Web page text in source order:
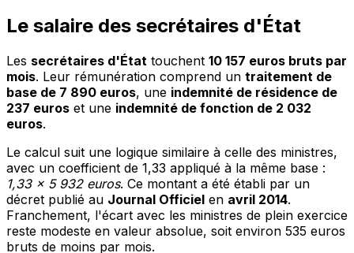
Le salaire des secrétaires d'État
Les secrétaires d'État touchent 10 157 euros bruts par
mois. Leur rémunération comprend un traitement de
base de 7 890 euros, une indemnité de résidence de
237 euros et une indemnité de fonction de 2 032
euros.
Le calcul suit une logique similaire à celle des ministres,
avec un coefficient de 1,33 appliqué à la même base :
1,33 x 5 932 euros. Ce montant a été établi par un
décret publié au Journal Officiel en avril 2014.
Franchement, l'écart avec les ministres de plein exercice
reste modeste en valeur absolue, soit environ 535 euros
bruts de moins par mois.